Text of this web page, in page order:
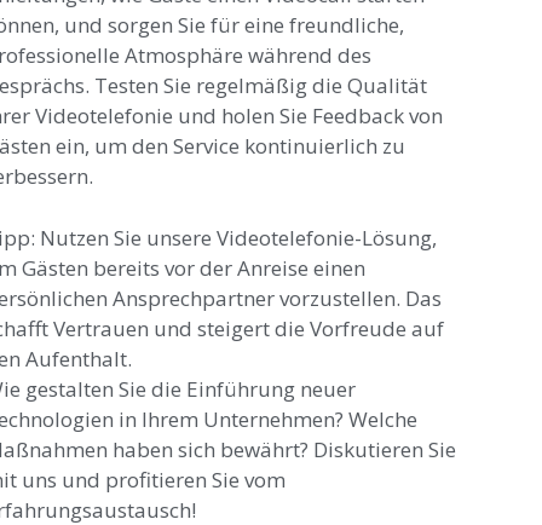
und sorgen Sie für eine freundliche,
Atmosphäre während des
Testen Sie regelmäßig die Qualität
Videotelefonie und holen Sie Feedback von
ein, um den Service kontinuierlich zu
Nutzen Sie unsere Videotelefonie-Lösung,
Gästen bereits vor der Anreise einen
Ansprechpartner vorzustellen. Das
Vertrauen und steigert die Vorfreude auf
Aufenthalt.
gestalten Sie die Einführung neuer
in Ihrem Unternehmen? Welche
haben sich bewährt? Diskutieren Sie
uns und profitieren Sie vom